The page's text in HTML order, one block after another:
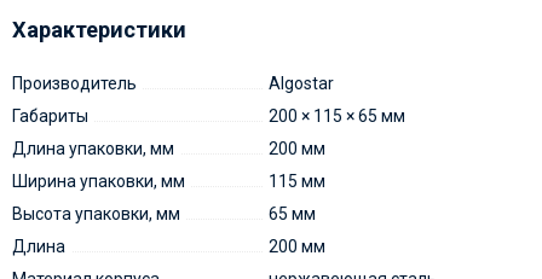
Характеристики
Производитель
Algostar
Габариты
200 × 115 × 65 мм
Длина упаковки, мм
200 мм
Ширина упаковки, мм
115 мм
Высота упаковки, мм
65 мм
Длина
200 мм